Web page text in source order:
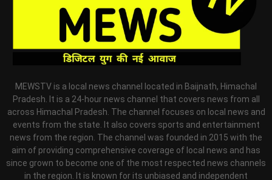
MEWSTV is a local news channel located in Baijnath, Himachal
Pradesh. It is a 24-hour news channel that covers news from all
across Himachal Pradesh. The channel focuses on local news and
events from the state. It also covers sports and entertainment
news from the region. The channel was founded in 2015 with the
aim of providing comprehensive coverage of local news and has
since grown to become one of the most respected news channels
in the region. It is known for its unbiased and independent